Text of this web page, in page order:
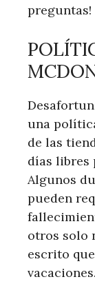
preguntas!
una
de las
días libres
Algunos
pueden
otros solo
escrito
vacaciones.